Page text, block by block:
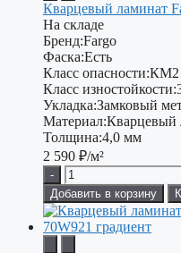
Кварцевый ламинат
На складе
Бренд:Fargo
Фаска:Есть
Класс опасности:КМ2
Класс изностойкости:
Укладка:Замковый
Материал:Кварцевый
Толщина:4,0 мм
2 590 ₽/м²
-
Добавить в корзину